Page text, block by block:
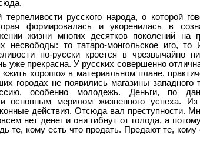
русского народа, о которой
формировалась и укоренилась в
жизни многих десятков поколений на
несвободы: то татаро-монгольское иго, то
по-русски кроется в чрезвычайно
уже прекрасна. У русских совершенно
хорошо» в материальном плане,
городах не появились магазины западного
особенно молодежь. Деньги, по
основным мерилом жизненного успеха.
действия. Отсюда вал преступности.
нет денег и они гибнут от голода, а
кому есть что продать. Предают те, кому